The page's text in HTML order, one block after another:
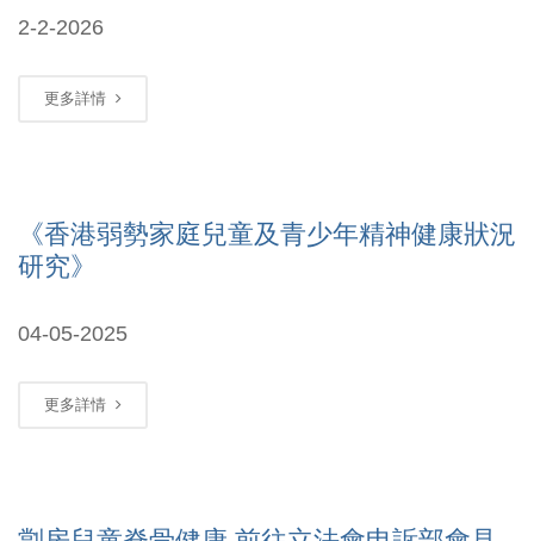
2-2-2026
更多詳情
《香港弱勢家庭兒童及青少年精神健康狀況
研究》
04-05-2025
更多詳情